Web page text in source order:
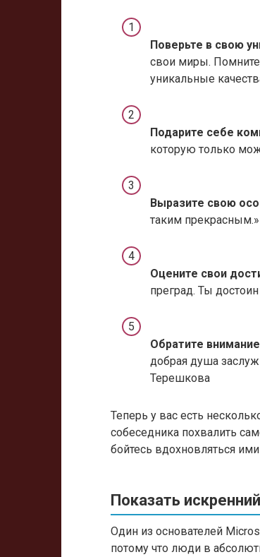
Поверьте в свою
свои миры.
уникальные
Подарите себе
которую только
Выразите свою
таким
Оцените свои
преград. Ты
Обратите
добрая душа
Терешкова
Теперь у вас есть
собеседника похвалить
бойтесь вдохновляться
Показать
Один из основателей
потому что люди в